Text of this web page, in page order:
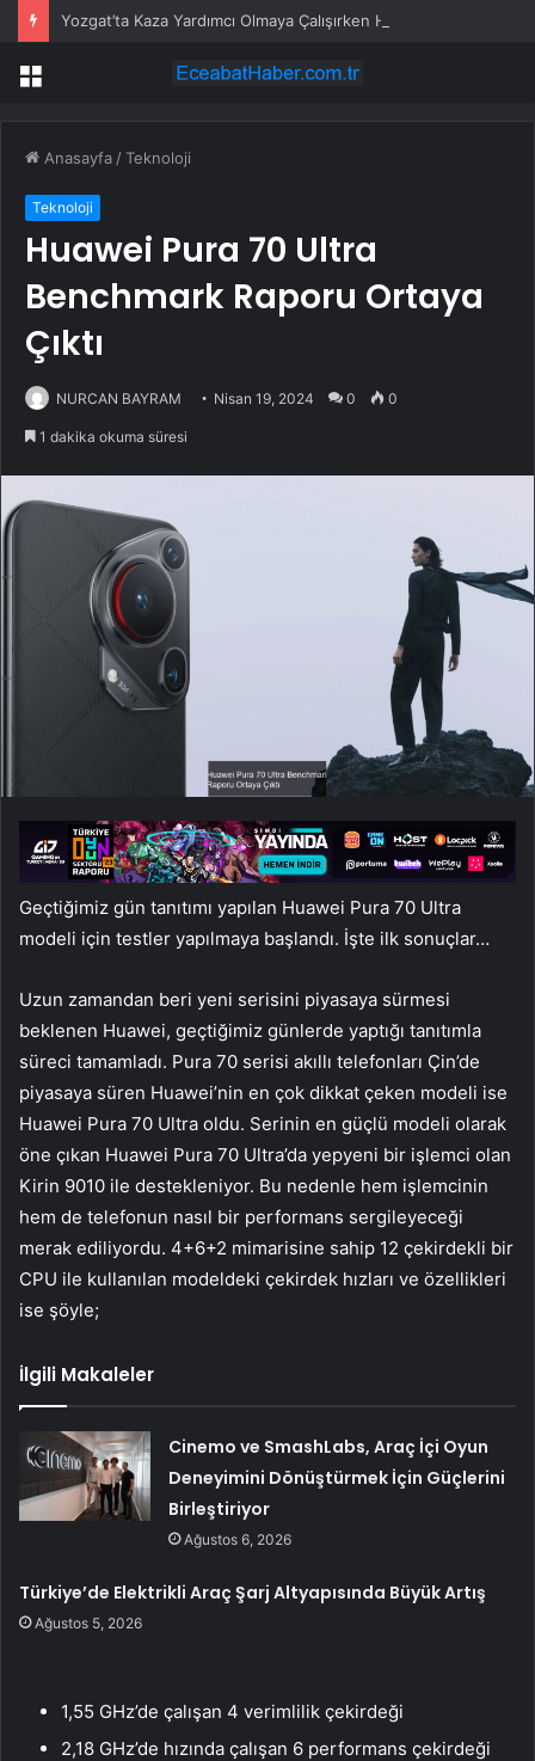
Menü
Anasayfa /Teknoloji
Teknoloji
Huawei Pura 70 Ultra
Benchmark Raporu Ortaya
Çıktı
NURCAN BAYRAM Nisan 19, 2024 0 0
1 dakika okuma süresi
Geçtiğimiz gün tanıtımı yapılan Huawei Pura 70 Ultra
modeli için testler yapılmaya başlandı. İşte ilk sonuçlar…
Uzun zamandan beri yeni serisini piyasaya sürmesi
beklenen Huawei, geçtiğimiz günlerde yaptığı tanıtımla
süreci tamamladı. Pura 70 serisi akıllı telefonları Çin’de
piyasaya süren Huawei’nin en çok dikkat çeken modeli ise
Huawei Pura 70 Ultra oldu. Serinin en güçlü modeli olarak
öne çıkan Huawei Pura 70 Ultra’da yepyeni bir işlemci olan
Kirin 9010 ile destekleniyor. Bu nedenle hem işlemcinin
hem de telefonun nasıl bir performans sergileyeceği
merak ediliyordu. 4+6+2 mimarisine sahip 12 çekirdekli bir
CPU ile kullanılan modeldeki çekirdek hızları ve özellikleri
ise şöyle;
İlgili Makaleler
Cinemo ve SmashLabs, Araç İçi Oyun
Deneyimini Dönüştürmek İçin Güçlerini
Birleştiriyor
Ağustos 6, 2026
Türkiye’de Elektrikli Araç Şarj Altyapısında Büyük Artış
Ağustos 5, 2026
1,55 GHz’de çalışan 4 verimlilik çekirdeği
2,18 GHz’de hızında çalışan 6 performans çekirdeği